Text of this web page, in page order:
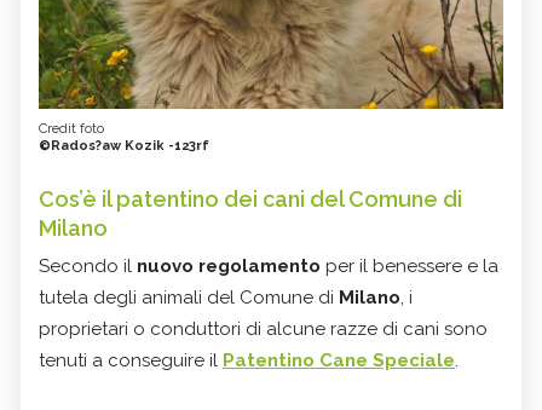
Credit foto
©Rados?aw Kozik -123rf
Cos’è il patentino dei cani del Comune di
Milano
Secondo il nuovo regolamento per il benessere e la
tutela degli animali del Comune di Milano, i
proprietari o conduttori di alcune razze di cani sono
tenuti a conseguire il Patentino Cane Speciale.